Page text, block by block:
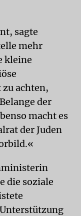
sagte
mehr
kleine
achten,
der
macht es
der Juden
die soziale